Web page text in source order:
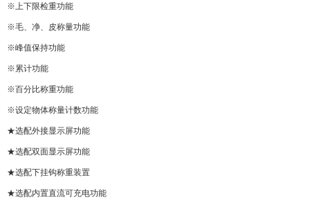
※上下限检重功能
※毛、净、皮称量功能
※峰值保持功能
※累计功能
※百分比称重功能
※设定物体称量计数功能
★选配外接显示屏功能
★选配双面显示屏功能
★选配下挂钩称重装置
★选配内置直流可充电功能